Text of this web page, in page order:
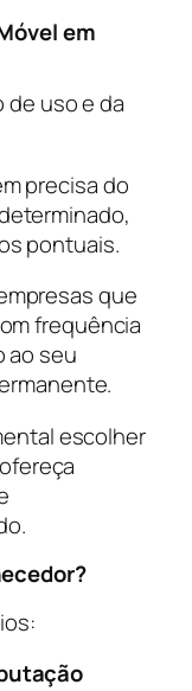
em
de uso e da
precisa do
pontuais.
que
frequência
ao seu
escolher